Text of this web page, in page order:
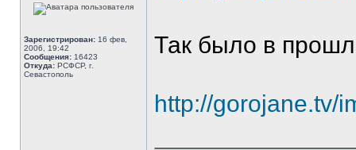
Зарегистрирован: 16 фев,
2006, 19:42
Сообщения: 16423
Откуда: РСФСР, г.
Севастополь
Так было в
http://gorojane.tv/